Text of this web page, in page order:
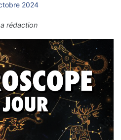
2024
rédaction